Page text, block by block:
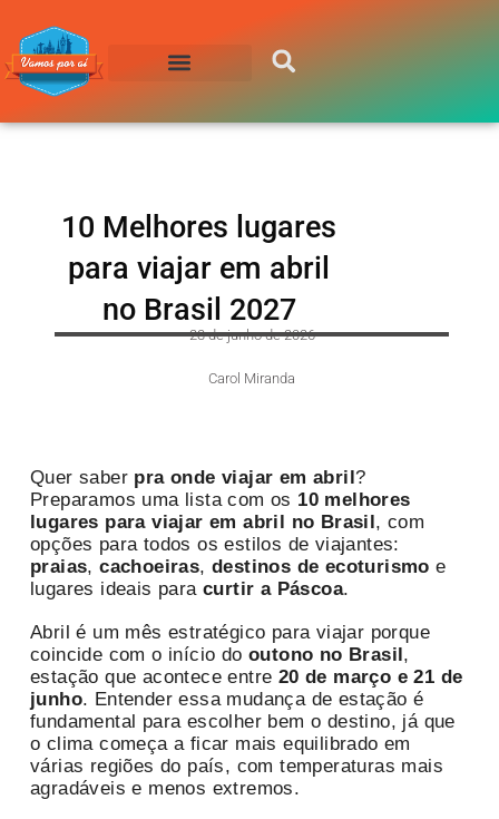
10 Melhores lugares
para viajar em abril
no Brasil 2027
23 de junho de 2026
Carol Miranda
Quer saber pra onde viajar em abril?
Preparamos uma lista com os 10 melhores
lugares para viajar em abril no Brasil, com
opções para todos os estilos de viajantes:
praias,cachoeiras,destinos de ecoturismo e
lugares ideais para curtir a Páscoa.
Abril é um mês estratégico para viajar porque
coincide com o início do outono no Brasil,
estação que acontece entre 20 de março e 21 de
junho. Entender essa mudança de estação é
fundamental para escolher bem o destino, já que
o clima começa a ficar mais equilibrado em
várias regiões do país, com temperaturas mais
agradáveis e menos extremos.